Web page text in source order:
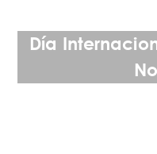
Día